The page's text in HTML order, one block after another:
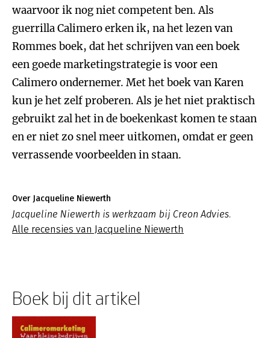
waarvoor ik nog niet competent ben. Als
guerrilla Calimero erken ik, na het lezen van
Rommes boek, dat het schrijven van een boek
een goede marketingstrategie is voor een
Calimero ondernemer. Met het boek van Karen
kun je het zelf proberen. Als je het niet praktisch
gebruikt zal het in de boekenkast komen te staan
en er niet zo snel meer uitkomen, omdat er geen
verrassende voorbeelden in staan.
Over Jacqueline Niewerth
Jacqueline Niewerth is werkzaam bij Creon Advies.
Alle recensies van Jacqueline Niewerth
Boek bij dit artikel